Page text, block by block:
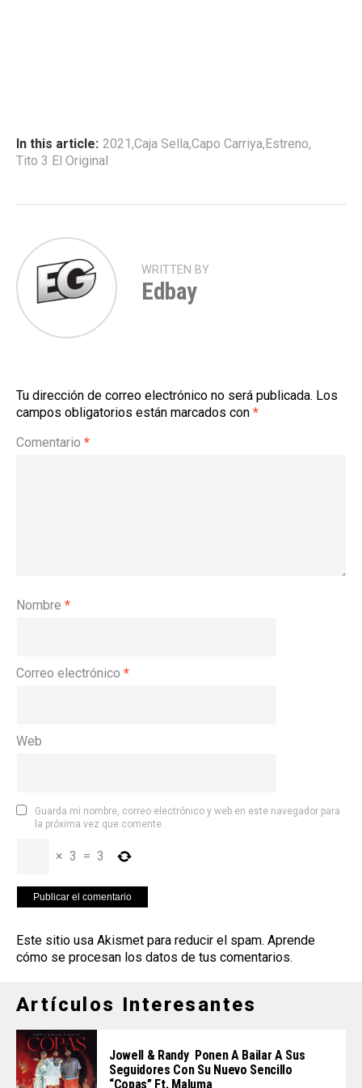
r
d
a
In this article: 2021,Caja Sella,Capo Carriya,Estreno,
Tito 3 El Original
WRITTEN BY
Edbay
Tu dirección de correo electrónico no será publicada. Los
campos obligatorios están marcados con *
Comentario *
Nombre *
Correo electrónico *
Web
Guarda mi nombre, correo electrónico y web en este navegador para
la próxima vez que comente.
× 3 = 3
Este sitio usa Akismet para reducir el spam. Aprende
cómo se procesan los datos de tus comentarios.
Artículos Interesantes
Jowell & Randy Ponen A Bailar A Sus
Seguidores Con Su Nuevo Sencillo
“Copas” Ft. Maluma